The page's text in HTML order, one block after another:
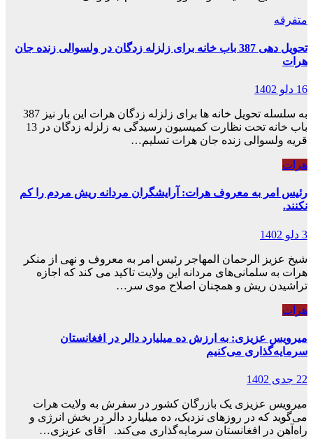
متفرقه
تحویل دهی 387 باب خانه برای زلزله زدگان در ولسوالی زنده جان
هرات
16 دلو 1402
به سلسله تحویل خانه ها برای زلزله زدگان هرات این بار نیز 387
باب خانه تحت نظارت کمیسیون رسیدگی به زلزله زدگان در 13
قریه ولسوالی زنده جان هرات تسلیم…
هرات
رئیس امر به معروف هرات: آرایشگران مردانه ریش مردم را کم
نکنند.
3 دلو 1402
شیخ عزیز الرحمان المهاجر رئیس امر به معروف و نهی از منکر
هرات به سلمانی‌های مردانه این ولایت تاکید می کند که اجازه
تراشیدن ریش و همچنان اصلاح موی سر…
هرات
میرویس عزیزى: به ارزش ده میلیارد دالر در افغانستان
سرمایه‌گذاری می‌کنیم
22 جدی 1402
میرویس عزیزی یک بازرگان کشور در سفرش به ولایت هرات
می‌گوید که در روزهای نزدیک، ده میلیارد دالر در بخش انرژی و
راه‌آهن در افغانستان سرمایه‌گذاری می‌کند. آقای عزیزی…